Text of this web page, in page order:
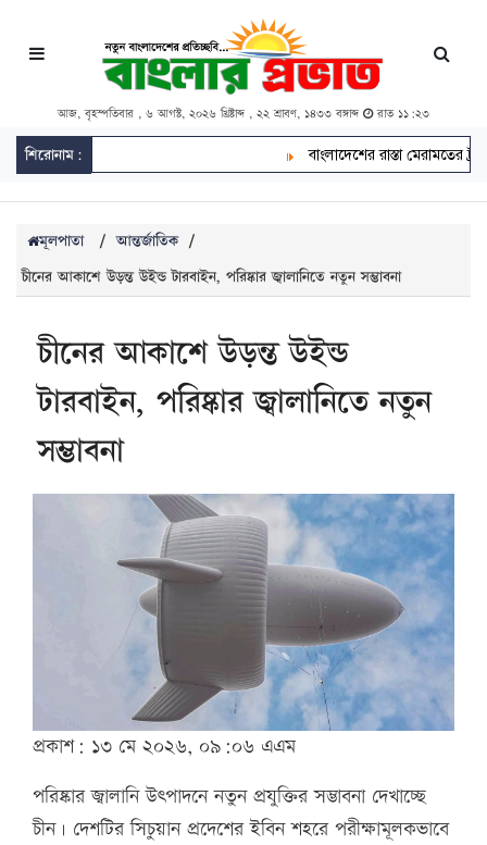
আজ, বৃহস্পতিবার , ৬ আগস্ট, ২০২৬ খ্রিষ্টাব্দ , ২২ শ্রাবণ, ১৪৩৩ বঙ্গাব্দ রাত ১১:২৩
শিরোনাম: বাংলাদেশের রাস্তা মেরামতের
মূলপাতা / আন্তর্জাতিক /
চীনের আকাশে উড়ন্ত উইন্ড টারবাইন, পরিষ্কার জ্বালানিতে নতুন সম্ভাবনা
চীনের আকাশে উড়ন্ত উইন্ড
টারবাইন, পরিষ্কার জ্বালানিতে নতুন
সম্ভাবনা
প্রকাশ: ১৩ মে ২০২৬, ০৯:০৬ এএম
পরিষ্কার জ্বালানি উৎপাদনে নতুন প্রযুক্তির সম্ভাবনা দেখাচ্ছে
চীন। দেশটির সিচুয়ান প্রদেশের ইবিন শহরে পরীক্ষামূলকভাবে